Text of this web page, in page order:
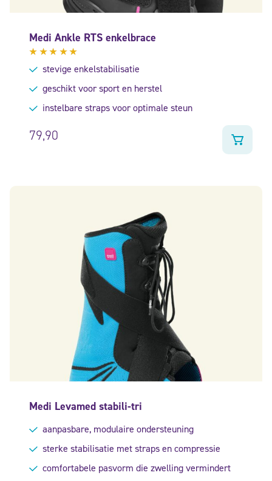
Medi Ankle RTS enkelbrace
Gewaardeerd
5.00uit
stevige enkelstabilisatie
geschikt voor sport en herstel
instelbare straps voor optimale steun
79,90
Medi Levamed stabili-tri
aanpasbare, modulaire ondersteuning
sterke stabilisatie met straps en compressie
comfortabele pasvorm die zwelling vermindert